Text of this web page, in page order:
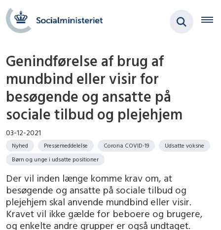
Genindførelse af brug af
mundbind eller visir for
besøgende og ansatte på
sociale tilbud og plejehjem
03-12-2021
Nyhed Pressemeddelelse Corona COVID-19
Udsatte voksne
Børn og unge i udsatte positioner
Der vil inden længe komme krav om, at
besøgende og ansatte på sociale tilbud og
plejehjem skal anvende mundbind eller visir.
Kravet vil ikke gælde for beboere og brugere,
og enkelte andre grupper er også undtaget.